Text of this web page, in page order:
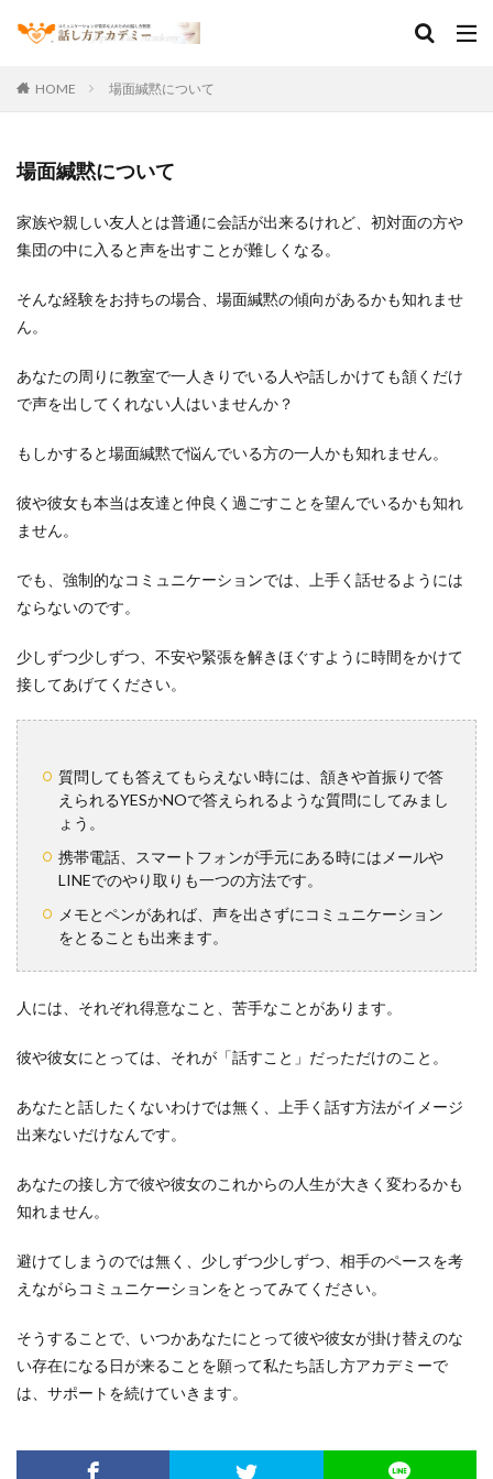
HOME 場面緘黙について
場面緘黙について
家族や親しい友人とは普通に会話が出来るけれど、初対面の方や
集団の中に入ると声を出すことが難しくなる。
そんな経験をお持ちの場合、場面緘黙の傾向があるかも知れませ
ん。
あなたの周りに教室で一人きりでいる人や話しかけても頷くだけ
で声を出してくれない人はいませんか？
もしかすると場面緘黙で悩んでいる方の一人かも知れません。
彼や彼女も本当は友達と仲良く過ごすことを望んでいるかも知れ
ません。
でも、強制的なコミュニケーションでは、上手く話せるようには
ならないのです。
少しずつ少しずつ、不安や緊張を解きほぐすように時間をかけて
接してあげてください。
質問しても答えてもらえない時には、頷きや首振りで答
えられるYESかNOで答えられるような質問にしてみまし
ょう。
携帯電話、スマートフォンが手元にある時にはメールや
LINEでのやり取りも一つの方法です。
メモとペンがあれば、声を出さずにコミュニケーション
をとることも出来ます。
人には、それぞれ得意なこと、苦手なことがあります。
彼や彼女にとっては、それが「話すこと」だっただけのこと。
あなたと話したくないわけでは無く、上手く話す方法がイメージ
出来ないだけなんです。
あなたの接し方で彼や彼女のこれからの人生が大きく変わるかも
知れません。
避けてしまうのでは無く、少しずつ少しずつ、相手のペースを考
えながらコミュニケーションをとってみてください。
そうすることで、いつかあなたにとって彼や彼女が掛け替えのな
い存在になる日が来ることを願って私たち話し方アカデミーで
は、サポートを続けていきます。